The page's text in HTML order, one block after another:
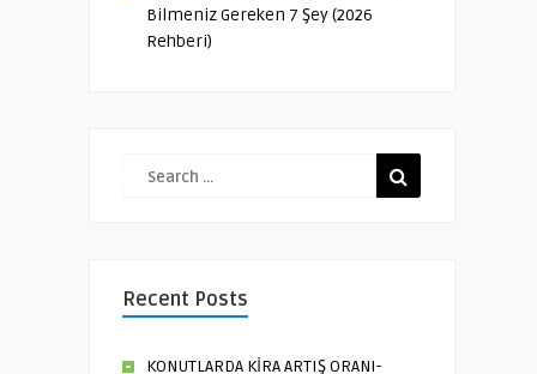
Bilmeniz Gereken 7 Şey (2026
Rehberi)
Recent Posts
KONUTLARDA KİRA ARTIŞ ORANI-